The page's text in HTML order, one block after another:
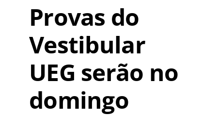
Provas do
Vestibular
UEG serão no
domingo